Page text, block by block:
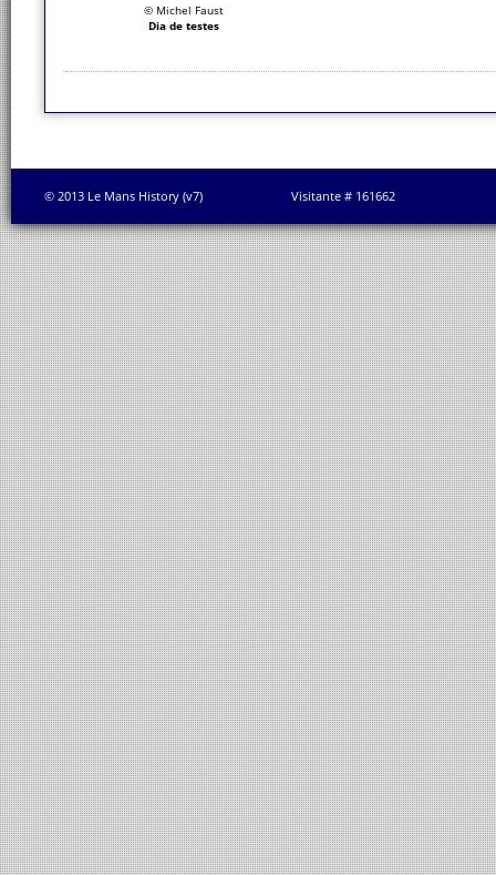
© Michel Faust
Dia de testes
© 2013 Le Mans History (v7) Visitante # 161662